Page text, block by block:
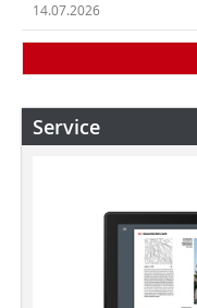
14.07.2026
Service